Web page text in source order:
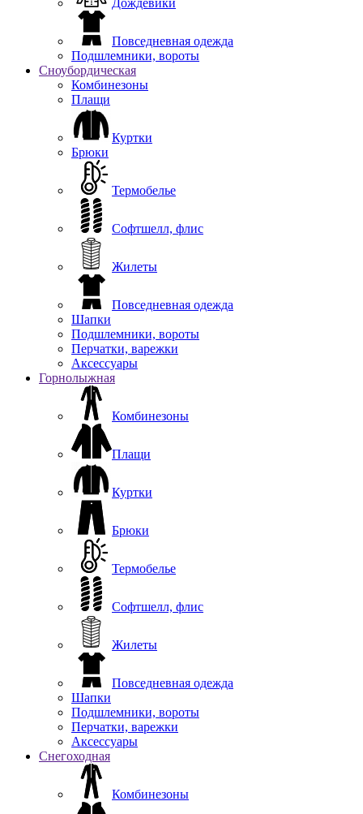
Повседневная одежда
Подшлемники, вороты
Сноубордическая
Комбинезоны
Плащи
Куртки
Брюки
Термобелье
Софтшелл, флис
Жилеты
Повседневная одежда
Шапки
Подшлемники, вороты
Перчатки, варежки
Аксессуары
Горнолыжная
Комбинезоны
Плащи
Куртки
Брюки
Термобелье
Софтшелл, флис
Жилеты
Повседневная одежда
Шапки
Подшлемники, вороты
Перчатки, варежки
Аксессуары
Снегоходная
Комбинезоны